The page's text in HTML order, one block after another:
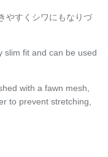
やすくシワにもなりづ
slim fit and can be used
with a fawn mesh,
to prevent stretching,